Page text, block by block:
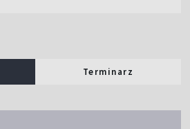
Terminarz